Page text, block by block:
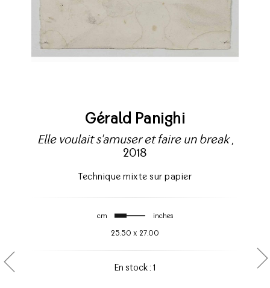
Gérald Panighi
Elle voulait s'amuser et faire un break,
2018
Technique mixte sur papier
cm inches
25.50 x 27.00
En stock : 1